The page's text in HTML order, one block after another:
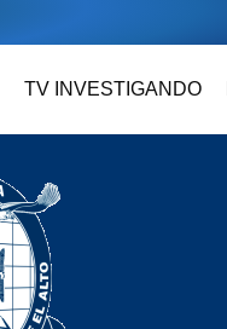
TV INVESTIGANDO